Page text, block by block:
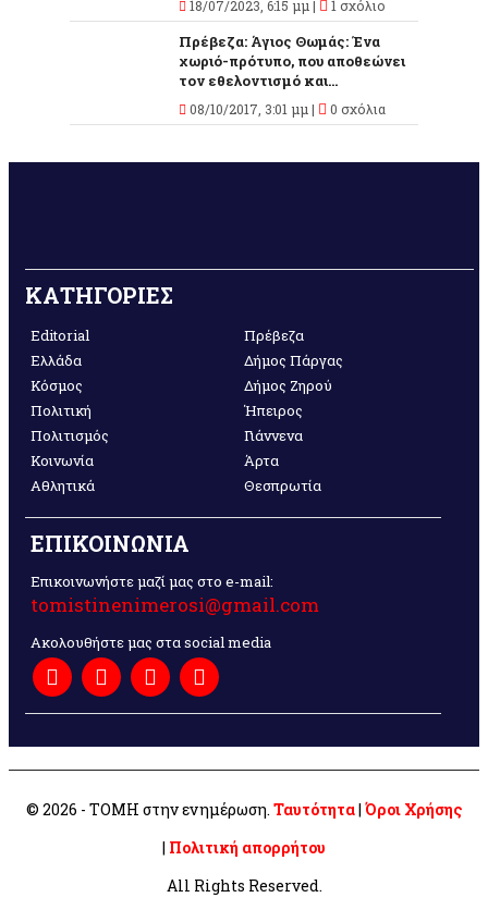
18/07/2023, 6:15 μμ | 1 σχόλιο
Πρέβεζα: Άγιος Θωμάς: Ένα
χωριό-πρότυπο, που αποθεώνει
τον εθελοντισμό και...
08/10/2017, 3:01 μμ | 0 σχόλια
ΚΑΤΗΓΟΡΙΕΣ
Editorial
Ελλάδα
Κόσμος
Πολιτική
Πολιτισμός
Κοινωνία
Αθλητικά
Πρέβεζα
Δήμος Πάργας
Δήμος Ζηρού
Ήπειρος
Γιάννενα
Άρτα
Θεσπρωτία
ΕΠΙΚΟΙΝΩΝΙΑ
Επικοινωνήστε μαζί μας στο e-mail:
tomistinenimerosi@gmail.com
Ακολουθήστε μας στα social media
© 2026 - ΤΟΜΗ στην ενημέρωση. Ταυτότητα| Όροι Χρήσης
| Πολιτική απορρήτου
All Rights Reserved.